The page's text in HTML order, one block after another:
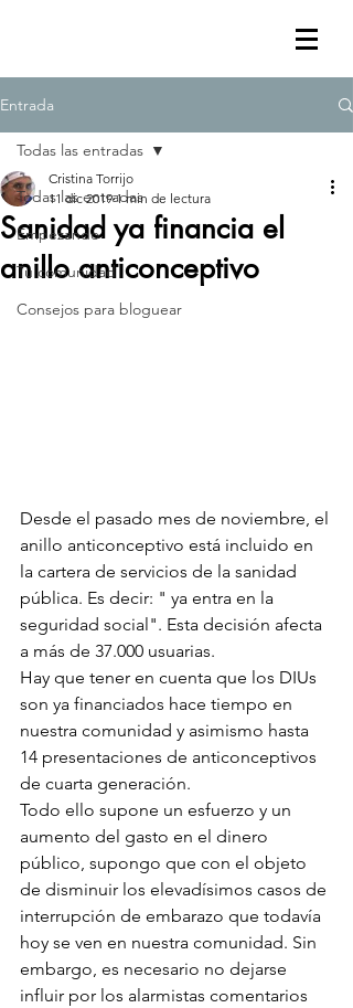
Entrada
Todas las entradas
Empezando
Tu comunidad
Consejos para bloguear
Todas las entradas
Sanidad ya financia el
anillo anticonceptivo
Cristina Torrijo
11 dic 2019 1 min de lectura
Desde el pasado mes de noviembre, el
anillo anticonceptivo está incluido en
la cartera de servicios de la sanidad
pública. Es decir: " ya entra en la
seguridad social". Esta decisión afecta
a más de 37.000 usuarias.
Hay que tener en cuenta que los DIUs
son ya financiados hace tiempo en
nuestra comunidad y asimismo hasta
14 presentaciones de anticonceptivos
de cuarta generación.
Todo ello supone un esfuerzo y un
aumento del gasto en el dinero
público, supongo que con el objeto
de disminuir los elevadísimos casos de
interrupción de embarazo que todavía
hoy se ven en nuestra comunidad. Sin
embargo, es necesario no dejarse
influir por los alarmistas comentarios